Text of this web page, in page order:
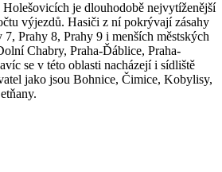
Holešovicích je dlouhodobě nejvytíženější
výjezdů. Hasiči z ní pokrývají zásahy
7, Prahy 8, Prahy 9 i menších městských
Chabry, Praha-Ďáblice, Praha-
se v této oblasti nacházejí i sídliště
jako jsou Bohnice, Čimice, Kobylisy,